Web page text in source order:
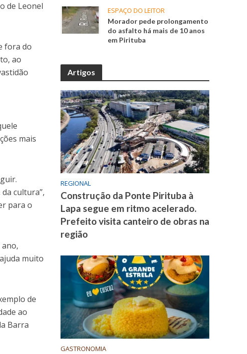
de Leonel
fora do
ao
mais
cultura”,
para o
muito
de
ao
Barra
ESPAÇO DO LEITOR
Morador pede prolongamento
do asfalto há mais de 10 anos
em Pirituba
Artigos
REGIONAL
Construção da Ponte Pirituba à
Lapa segue em ritmo acelerado.
Prefeito visita canteiro de obras na
região
GASTRONOMIA